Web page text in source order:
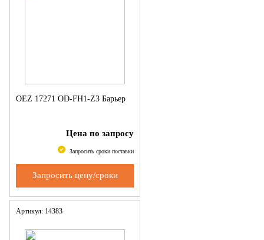
OEZ 17271 OD-FH1-Z3 Барьер
Цена по запросу
Запросить сроки поставки
Запросить цену/сроки
Артикул: 14383